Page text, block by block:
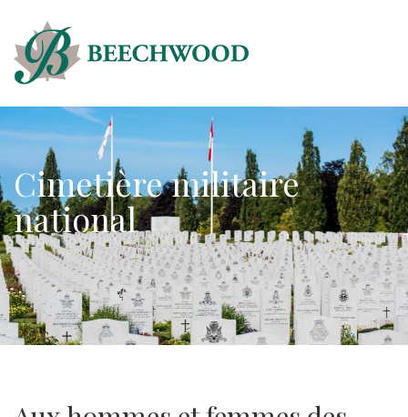
Cimetière militaire
national